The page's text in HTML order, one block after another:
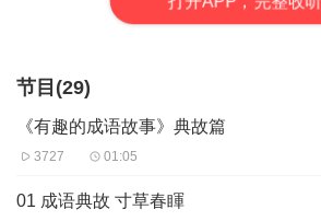
节目(29)
《有趣的成语故事》典故篇
3727 01:05
01 成语典故 寸草春睴